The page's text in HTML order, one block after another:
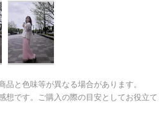
と色味等が異なる場合があります。
想です。ご購入の際の目安としてお役立て